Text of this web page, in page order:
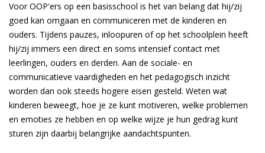
Voor OOP'ers op een basisschool is het van belang dat hij/zij
goed kan omgaan en communiceren met de kinderen en
ouders. Tijdens pauzes, inloopuren of op het schoolplein heeft
hij/zij immers een direct en soms intensief contact met
leerlingen, ouders en derden. Aan de sociale- en
communicatieve vaardigheden en het pedagogisch inzicht
worden dan ook steeds hogere eisen gesteld. Weten wat
kinderen beweegt, hoe je ze kunt motiveren, welke problemen
en emoties ze hebben en op welke wijze je hun gedrag kunt
sturen zijn daarbij belangrijke aandachtspunten.